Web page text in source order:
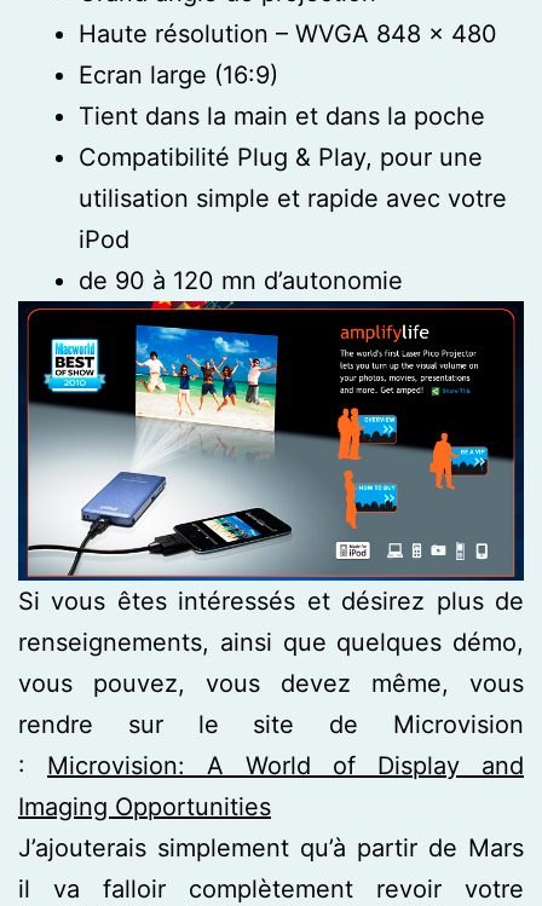
Haute résolution – WVGA 848 x 480
Ecran large (16:9)
Tient dans la main et dans la poche
Compatibilité Plug & Play, pour une
utilisation simple et rapide avec votre
iPod
de 90 à 120 mn d’autonomie
Si vous êtes intéressés et désirez plus de
renseignements, ainsi que quelques démo,
vous pouvez, vous devez même, vous
rendre sur le site de Microvision
: Microvision: A World of Display and
Imaging Opportunities
J’ajouterais simplement qu’à partir de Mars
il va falloir complètement revoir votre